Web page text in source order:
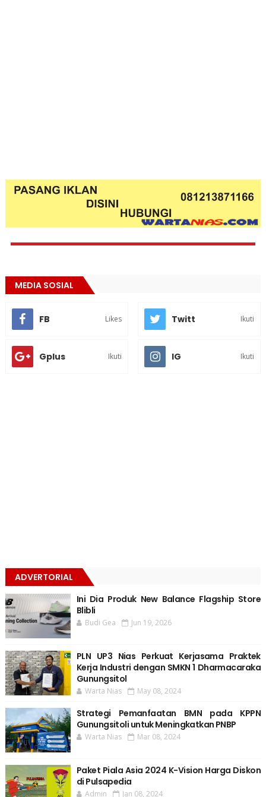
MEDIA SOSIAL
FB Likes Twitt Ikuti
Gplus Ikuti IG Ikuti
ADVERTORIAL
Ini Dia Produk New Balance Flagship Store
Blibli
Budi Gea Jun 19, 2026
PLN UP3 Nias Perkuat Kerjasama Praktek
Kerja Industri dengan SMKN 1 Dharmacaraka
Gunungsitol
Warta Nias May 08, 2024
Strategi Pemanfaatan BMN pada KPPN
Gunungsitoli untuk Meningkatkan PNBP
Warta Nias Mar 08, 2024
Paket Piala Asia 2024 K-Vision Harga Diskon
di Pulsapedia
Admin Jan 08, 2024